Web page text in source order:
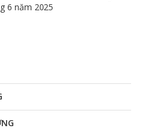
6 năm 2025